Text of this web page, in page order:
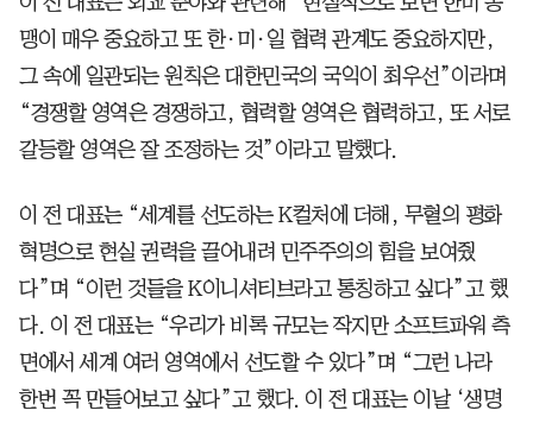
맹이 매우 중요하고 또 한·미·일 협력 관계도 중요하지만,
그 속에 일관되는 원칙은 대한민국의 국익이 최우선”이라며
“경쟁할 영역은 경쟁하고, 협력할 영역은 협력하고, 또 서로
갈등할 영역은 잘 조정하는 것”이라고 말했다.
이 전 대표는 “세계를 선도하는 K컬처에 더해, 무혈의 평화
혁명으로 현실 권력을 끌어내려 민주주의의 힘을 보여줬
다”며 “이런 것들을 K이니셔티브라고 통칭하고 싶다”고 했
다. 이 전 대표는 “우리가 비록 규모는 작지만 소프트파워 측
면에서 세계 여러 영역에서 선도할 수 있다”며 “그런 나라
한번 꼭 만들어보고 싶다”고 했다. 이 전 대표는 이날 ‘생명